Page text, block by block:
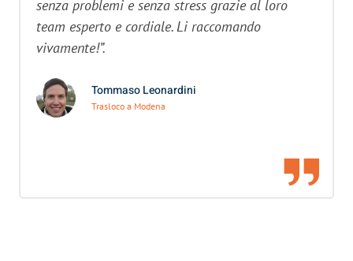
senza problemi e senza stress grazie al loro
team esperto e cordiale. Li raccomando
vivamente!”.
Tommaso Leonardini
Trasloco a Modena